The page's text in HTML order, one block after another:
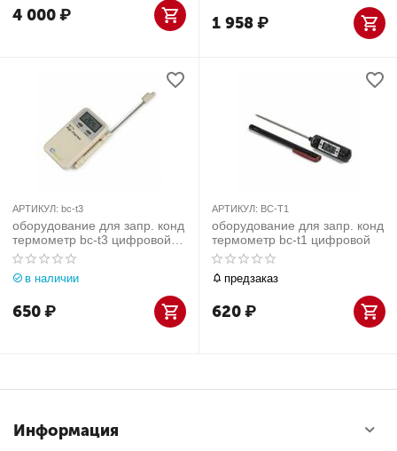
4 000₽ 1 958₽
АРТИКУЛ: bc-t3
оборудование для запр. конд
термометр bc-t3 цифровой с
щупом
в наличии
650₽
АРТИКУЛ: BC-T1
оборудование для запр. конд
термометр bc-t1 цифровой
предзаказ
620₽
Информация